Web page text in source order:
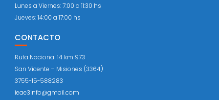
Lunes a Viernes: 7:00 a 11:30 hs
Jueves: 14:00 a 17:00 hs
CONTACTO
Ruta Nacional 14 km 973
San Vicente – Misiones (3364)
3755-15-588283
ieae3info@gmail.com